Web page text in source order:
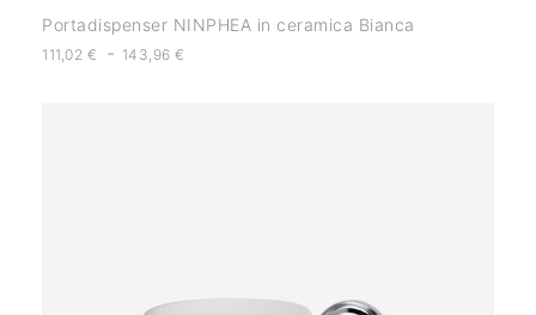
Portadispenser NINPHEA in ceramica Bianca
111,02 € - 143,96€